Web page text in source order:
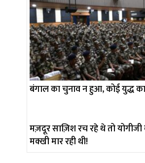
बंगाल का चुनाव न हुआ, कोई युद्ध
मज़दूर साज़िश रच रहे थे तो
मक्खी मार रही थी!